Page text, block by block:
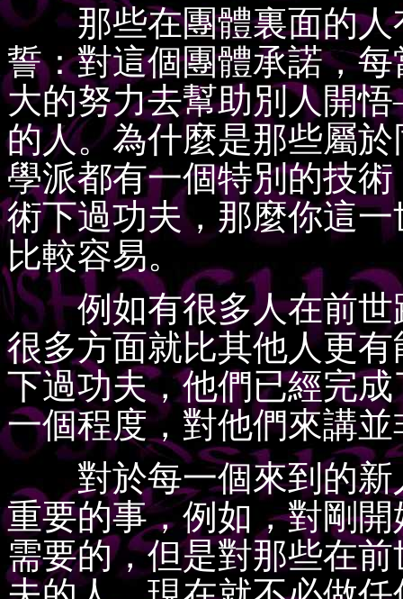
那些在團體裏面的人
誓：對這個團體承諾，
大的努力去幫助別人開
的人。為什麼是那些屬
學派都有一個特別的技
術下過功夫，那麼你這
比較容易。
例如有很多人在前世
很多方面就比其他人更
下過功夫，他們已經完
一個程度，對他們來講
對於每一個來到的新
重要的事，例如，對剛
需要的，但是對那些在